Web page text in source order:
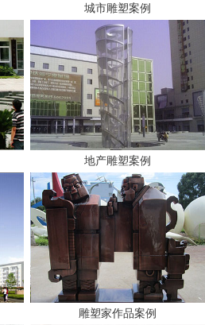
城市雕塑案例
地产雕塑案例
雕塑家作品案例